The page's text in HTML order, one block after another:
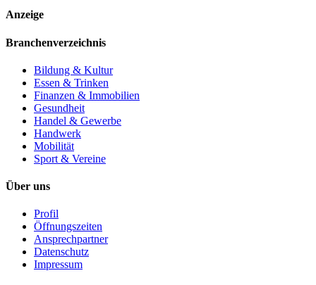
Anzeige
Branchenverzeichnis
Bildung & Kultur
Essen & Trinken
Finanzen & Immobilien
Gesundheit
Handel & Gewerbe
Handwerk
Mobilität
Sport & Vereine
Über uns
Profil
Öffnungszeiten
Ansprechpartner
Datenschutz
Impressum